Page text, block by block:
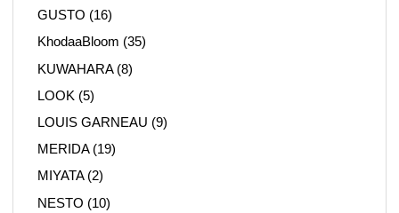
GUSTO (16)
KhodaaBloom (35)
KUWAHARA(8)
LOOK (5)
LOUIS GARNEAU (9)
MERIDA(19)
MIYATA(2)
NESTO (10)